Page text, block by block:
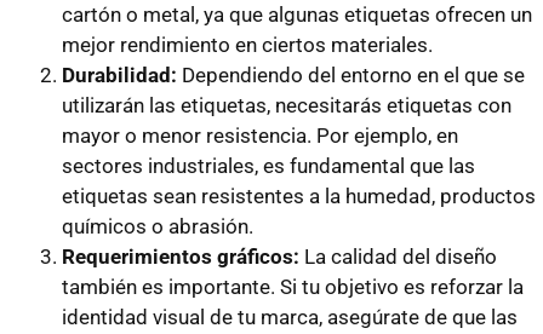
cartón o metal, ya que algunas etiquetas ofrecen un
mejor rendimiento en ciertos materiales.
Durabilidad: Dependiendo del entorno en el que se
utilizarán las etiquetas, necesitarás etiquetas con
mayor o menor resistencia. Por ejemplo, en
sectores industriales, es fundamental que las
etiquetas sean resistentes a la humedad, productos
químicos o abrasión.
Requerimientos gráficos: La calidad del diseño
también es importante. Si tu objetivo es reforzar la
identidad visual de tu marca, asegúrate de que las